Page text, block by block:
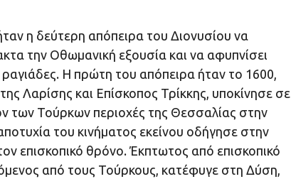
η δεύτερη απόπειρα του Διονυσίου να
την Οθωμανική εξουσία και να αφυπνίσει
Η πρώτη του απόπειρα ήταν το 1600,
Λαρίσης και Επίσκοπος Τρίκκης, υποκίνησε σε
των Τούρκων περιοχές της Θεσσαλίας στην
του κινήματος εκείνου οδήγησε στην
επισκοπικό θρόνο. Έκπτωτος από επισκοπικό
από τους Τούρκους, κατέφυγε στη Δύση,